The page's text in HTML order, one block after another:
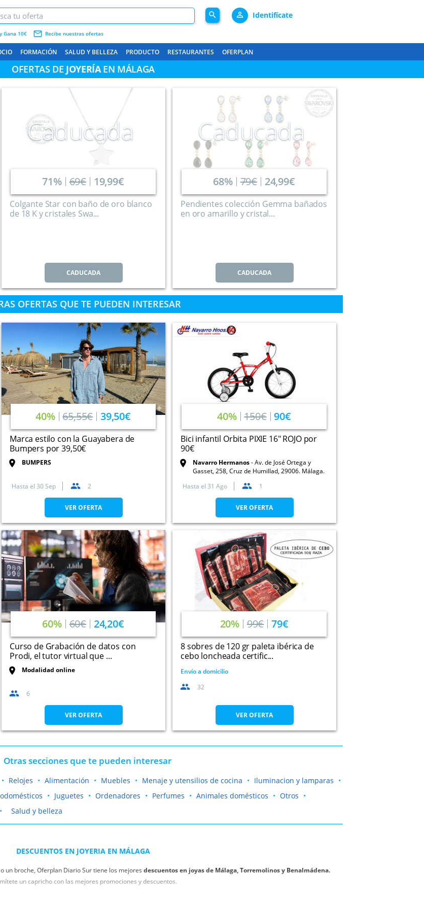
Gana 10€ mail_outline Recibe nuestras ofertas
search person_outline Identifícate
FORMACIÓN SALUD Y BELLEZA PRODUCTO RESTAURANTES OFERPLAN
OFERTAS DE JOYERÍAEN MÁLAGA
Caducada
71% 69€ 19,99€
Colgante Star con baño de oro blanco
de 18 K y cristales Swa...
CADUCADA
Caducada
68% 79€ 24,99€
Pendientes colección Gemma bañados
en oro amarillo y cristal...
CADUCADA
OFERTAS QUE TE PUEDEN INTERESAR
40% 65,55€ 39,50€
Marca estilo con la Guayabera de
Bumpers por 39,50€
BUMPERS
Hasta el 30 Sep 2
VER OFERTA
40% 150€ 90€
Bici infantil Orbita PIXIE 16" ROJO por
90€
Navarro Hermanos Av. de José Ortega y
Gasset, 258, Cruz de Humillad, 29006. Málaga.
Hasta el 31 Ago 1
VER OFERTA
60% 60€ 24,20€
Curso de Grabación de datos con
Prodi, el tutor virtual que ...
Modalidad online
6
VER OFERTA
20% 99€ 79€
8 sobres de 120 gr paleta ibérica de
cebo loncheada certific...
Envío a domicilio
32
VER OFERTA
Otras secciones que te pueden interesar
Relojes Alimentación Muebles Menaje y utensilios de cocina
Iluminacion y lamparas
Juguetes Ordenadores Perfumes Animales domésticos
Otros
Salud y belleza
DESCUENTOS EN JOYERIA EN MÁLAGA
un broche, Oferplan Diario Sur tiene los mejores descuentos en joyas de Málaga, Torremolinos y Benalmádena.
un capricho con las mejores promociones y descuentos.